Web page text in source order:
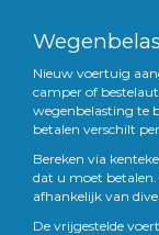
Nieuw voertuig
camper of
wegenbelasting te
betalen verschilt
Bereken via
dat u moet
afhankelijk van
De vrijgestelde